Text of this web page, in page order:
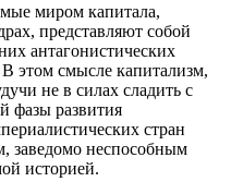
миром капитала,
представляют собой
антагонистических
этом смысле капитализм,
не в силах сладить с
фазы развития
стран
заведомо неспособным
историей.